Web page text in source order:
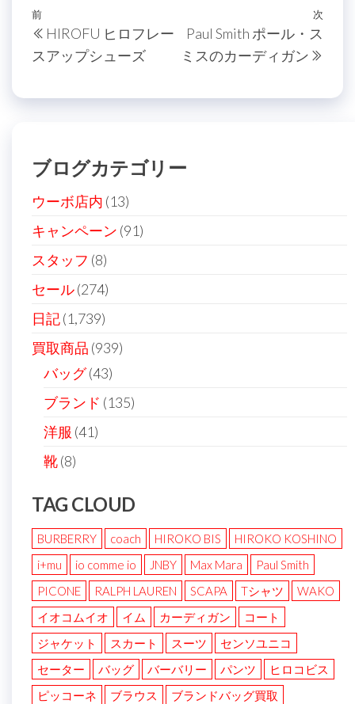
投
稿
ナ
ビ
シ
ョ
ン
過
去
の
前
HIROFU ヒロフレー
スアップシューズ
次
次
Paul Smith ポール・ス
ミスのカーディガン
ブログカテゴリー
ウーボ店内 (13)
キャンペーン (91)
スタッフ (8)
セール(274)
日記(1,739)
買取商品 (939)
バッグ(43)
ブランド (135)
洋服 (41)
靴(8)
TAG CLOUD
BURBERRY coach HIROKO BIS
HIROKO KOSHINO
i+mu
io comme io JNBY Max Mara
Paul Smith
PICONE
RALPH LAUREN SCAPA Tシャツ
WAKO
イオコムイオ
イム カーディガン
コート
ジャケット
スカート スーツ
センソユニコ
セーター
バッグ バーバリー パンツ
ヒロコビス
ピッコーネ
ブラウス
ブランドバッグ買取